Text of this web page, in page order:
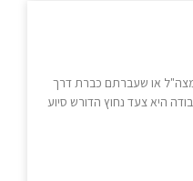
או שעברתם כברת דרך
היא צעד נחוץ הדורש סיוע